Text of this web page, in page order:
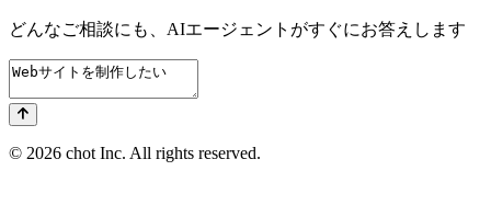
どんなご相談にも、 AIエージェントがすぐにお答えします
© 2026 chot Inc. All rights reserved.